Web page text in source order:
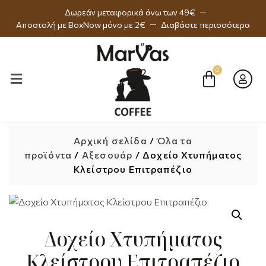
Δωρεάν μεταφορικά άνω των 49€
Αποστολή με BoxNow μόνο με 2€
Διαβάστε περισσότερα
Αρχική σελίδα /Όλα τα
προϊόντα / Αξεσουάρ / Δοχείο Χτυπήματος
Κλείστρου Επιτραπέζιο
Δοχείο Χτυπήματος